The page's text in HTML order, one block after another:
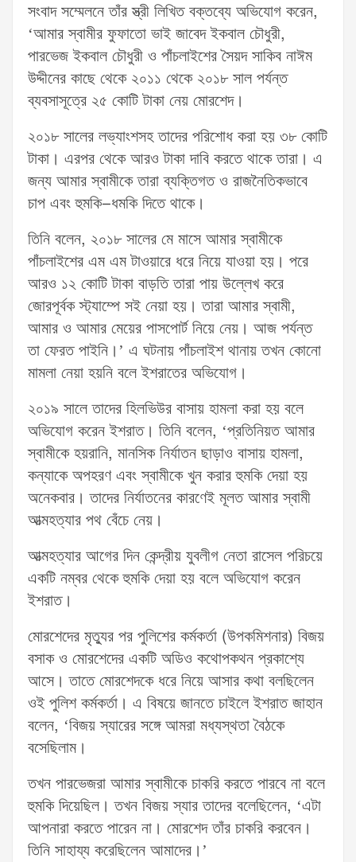
সংবাদ সম্মেলনে তাঁর স্ত্রী লিখিত বক্তব্যে অভিযোগ করেন,
‘আমার স্বামীর ফুফাতো ভাই জাবেদ ইকবাল চৌধুরী,
পারভেজ ইকবাল চৌধুরী ও পাঁচলাইশের সৈয়দ সাকিব নাঈম
উদ্দীনের কাছে থেকে ২০১১ থেকে ২০১৮ সাল পর্যন্ত
ব্যবসাসূত্রে ২৫ কোটি টাকা নেয় মোরশেদ।
২০১৮ সালের লভ্যাংশসহ তাদের পরিশোধ করা হয় ৩৮ কোটি
টাকা। এরপর থেকে আরও টাকা দাবি করতে থাকে তারা। এ
জন্য আমার স্বামীকে তারা ব্যক্তিগত ও রাজনৈতিকভাবে
চাপ এবং হুমকি–ধমকি দিতে থাকে।
তিনি বলেন, ২০১৮ সালের মে মাসে আমার স্বামীকে
পাঁচলাইশের এম এম টাওয়ারে ধরে নিয়ে যাওয়া হয়। পরে
আরও ১২ কোটি টাকা বাড়তি তারা পায় উল্লেখ করে
জোরপূর্বক স্ট্যাম্পে সই নেয়া হয়। তারা আমার স্বামী,
আমার ও আমার মেয়ের পাসপোর্ট নিয়ে নেয়। আজ পর্যন্ত
তা ফেরত পাইনি।’ এ ঘটনায় পাঁচলাইশ থানায় তখন কোনো
মামলা নেয়া হয়নি বলে ইশরাতের অভিযোগ।
২০১৯ সালে তাদের হিলভিউর বাসায় হামলা করা হয় বলে
অভিযোগ করেন ইশরাত। তিনি বলেন, ‘প্রতিনিয়ত আমার
স্বামীকে হয়রানি, মানসিক নির্যাতন ছাড়াও বাসায় হামলা,
কন্যাকে অপহরণ এবং স্বামীকে খুন করার হুমকি দেয়া হয়
অনেকবার। তাদের নির্যাতনের কারণেই মূলত আমার স্বামী
আত্মহত্যার পথ বেঁচে নেয়।
আত্মহত্যার আগের দিন কেন্দ্রীয় যুবলীগ নেতা রাসেল পরিচয়ে
একটি নম্বর থেকে হুমকি দেয়া হয় বলে অভিযোগ করেন
ইশরাত।
মোরশেদের মৃত্যুর পর পুলিশের কর্মকর্তা (উপকমিশনার) বিজয়
বসাক ও মোরশেদের একটি অডিও কথোপকথন প্রকাশ্যে
আসে। তাতে মোরশেদকে ধরে নিয়ে আসার কথা বলছিলেন
ওই পুলিশ কর্মকর্তা। এ বিষয়ে জানতে চাইলে ইশরাত জাহান
বলেন, ‘বিজয় স্যারের সঙ্গে আমরা মধ্যস্থতা বৈঠকে
বসেছিলাম।
তখন পারভেজরা আমার স্বামীকে চাকরি করতে পারবে না বলে
হুমকি দিয়েছিল। তখন বিজয় স্যার তাদের বলেছিলেন, ‘এটা
আপনারা করতে পারেন না। মোরশেদ তাঁর চাকরি করবেন।
তিনি সাহায্য করেছিলেন আমাদের।’